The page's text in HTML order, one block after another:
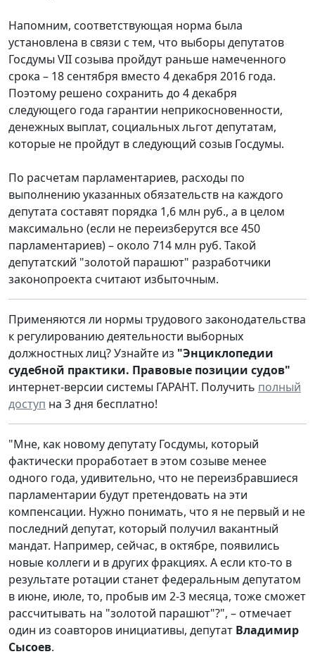
Напомним, соответствующая норма была
установлена в связи с тем, что выборы депутатов
Госдумы VII созыва пройдут раньше намеченного
срока – 18 сентября вместо 4 декабря 2016 года.
Поэтому решено сохранить до 4 декабря
следующего года гарантии неприкосновенности,
денежных выплат, социальных льгот депутатам,
которые не пройдут в следующий созыв Госдумы.
По расчетам парламентариев, расходы по
выполнению указанных обязательств на каждого
депутата составят порядка 1,6 млн руб., а в целом
максимально (если не переизберутся все 450
парламентариев) – около 714 млн руб. Такой
депутатский "золотой парашют" разработчики
законопроекта считают избыточным.
Применяются ли нормы трудового законодательства
к регулированию деятельности выборных
должностных лиц? Узнайте из "Энциклопедии
судебной практики. Правовые позиции судов"
интернет-версии системы ГАРАНТ. Получить полный
доступ на 3 дня бесплатно!
"Мне, как новому депутату Госдумы, который
фактически проработает в этом созыве менее
одного года, удивительно, что не переизбравшиеся
парламентарии будут претендовать на эти
компенсации. Нужно понимать, что я не первый и не
последний депутат, который получил вакантный
мандат. Например, сейчас, в октябре, появились
новые коллеги и в других фракциях. А если кто-то в
результате ротации станет федеральным депутатом
в июне, июле, то, пробыв им 2-3 месяца, тоже сможет
рассчитывать на "золотой парашют"?", – отмечает
один из соавторов инициативы, депутат Владимир
Сысоев.